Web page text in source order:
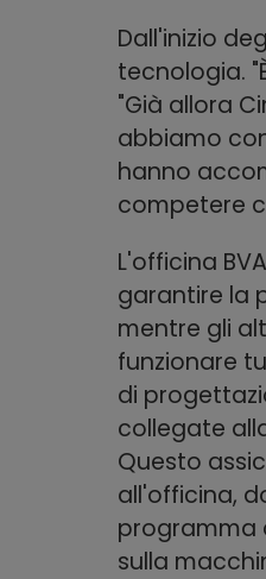
Dall'inizio
tecnologia.
"Già allora
abbiamo
hanno
competere
L'officina
garantire la
mentre gli
funzionare
di
collegate
Questo
all'officina,
programma
sulla